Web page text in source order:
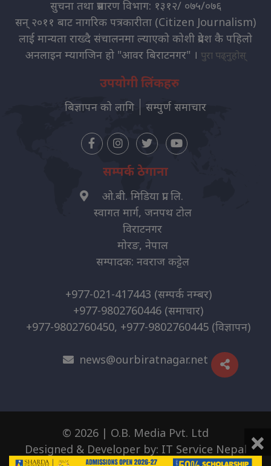
सुचना तथा प्रसारण विभाग: १३१२/ ०७५/०७६
सन् २०११ बाट नागरिक पत्रकारीता (Citizen Journalism)
लाई मान्यता राख्दै संचालनमा ल्याएको कोशी प्रदेश कै पहिलो
अनलाइन म्यागजिन हो "आवर बिराटनगर" । पुरा पढ्नुहोस्
उपयोगी लिंकहरु
बिज्ञापन को लागि सम्पुर्ण समाचार
सम्पर्क ठेगाना
ओ.बी. मिडिया प्रा. लि.
स्वागत मार्ग, जनपथ टोल
विराटनगर
मोरङ, नेपाल
सम्पादक: नवराज कट्टेल
+977-021-417443 (सम्पर्क नम्बर)
+977-9802760446 (समाचार)
+977-9802760450, +977-9802760445 (विज्ञापन)
news@ourbiratnagar.net
© 2026 | O.B. Media Pvt. Ltd
Designed & Developer by: IT Service Nepal ×